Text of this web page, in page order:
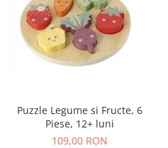
Puzzle Legume si Fructe, 6
Piese, 12+ luni
109,00 RON